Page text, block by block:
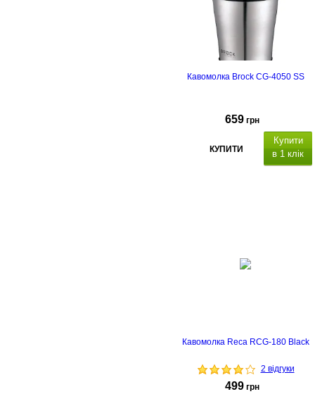
Кавомолка Brock CG-4050 SS
659 грн
КУПИТИ
Купити
в 1 клік
Кавомолка Reca RCG-180 Black
2 відгуки
499 грн